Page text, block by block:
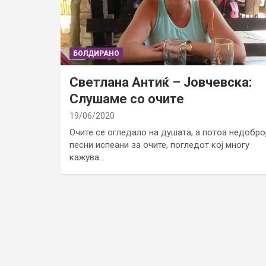
БОЛДИРАНО
Светлана Антиќ – Јовчевска:
Слушаме со очите
19/06/2020
Очите се огледало на душата, а потоа
песни испеани за очите, погледот кој многу
кажува…